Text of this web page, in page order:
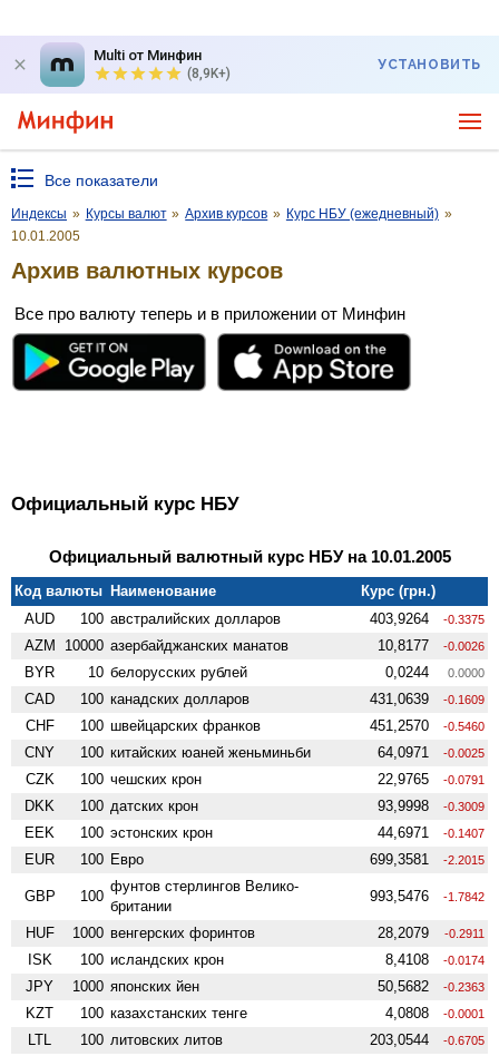
Multi от Минфин
(8,9K+)
УСТАНОВИТЬ
Все показатели
Индексы » Курсы валют » Архив курсов » Курс НБУ (ежедневный) »
10.01.2005
Архив валютных курсов
Все про валюту теперь и в приложении от Минфин
Официальный курс НБУ
Официальный валютный курс НБУ на 10.01.2005
Код валюты Наименование
Курс (грн.)
AUD
100 австралийских долларов 403,9264 -0.3375
AZM 10000 азербайджанских манатов 10,8177 -0.0026
BYR 10 белорусских рублей 0,0244 0.0000
CAD 100 канадских долларов 431,0639 -0.1609
CHF 100 швейцарских франков 451,2570 -0.5460
CNY 100 китайских юаней женьминьби 64,0971 -0.0025
CZK 100 чешских крон 22,9765 -0.0791
DKK 100 датских крон 93,9998 -0.3009
EEK 100 эстонских крон 44,6971 -0.1407
EUR 100 Евро 699,3581 -2.2015
GBP 100
фунтов стерлингов Велико­
британии
993,5476 -1.7842
HUF 1000 венгерских форинтов 28,2079 -0.2911
ISK 100 исландских крон 8,4108 -0.0174
JPY 1000 японских йен 50,5682 -0.2363
KZT 100 казахстанских тенге 4,0808 -0.0001
LTL 100 литовских литов 203,0544 -0.6705